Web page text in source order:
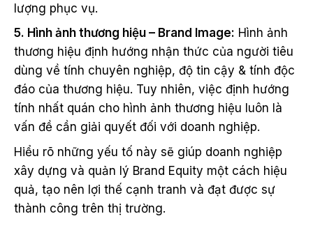
lượng phục vụ.
5. Hình ảnh thương hiệu – Brand Image: Hình ảnh
thương hiệu định hướng nhận thức của người tiêu
dùng về tính chuyên nghiệp, độ tin cậy & tính độc
đáo của thương hiệu. Tuy nhiên, việc định hướng
tính nhất quán cho hình ảnh thương hiệu luôn là
vấn đề cần giải quyết đối với doanh nghiệp.
Hiểu rõ những yếu tố này sẽ giúp doanh nghiệp
xây dựng và quản lý Brand Equity một cách hiệu
quả, tạo nên lợi thế cạnh tranh và đạt được sự
thành công trên thị trường.